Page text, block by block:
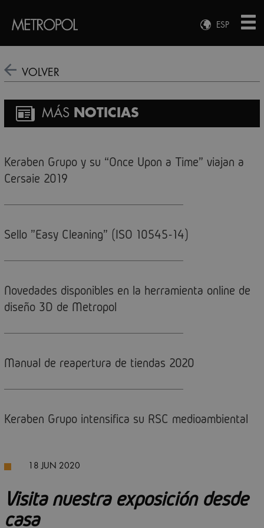
ESP
ENG
VOLVER
MÁS NOTICIAS
Keraben Grupo y su “Once Upon a Time” viajan a
Cersaie 2019
Sello "Easy Cleaning" (ISO 10545-14)
Novedades disponibles en la herramienta online de
diseño 3D de Metropol
Manual de reapertura de tiendas 2020
Keraben Grupo intensifica su RSC medioambiental
18 JUN 2020
Visita nuestra exposición desde
casa